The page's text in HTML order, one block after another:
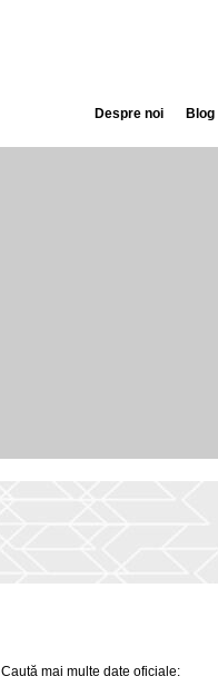
Blog
Despre noi
Caută mai multe date oficiale: